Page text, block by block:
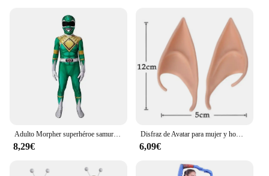
Adulto Morpher superhéroe samurái Sentai Shinkenger Rangers Cosplay fantasía disfraz de Halloween máscara para hombres niño
8,29€
Disfraz de Avatar para mujer y hombre, traje de pareja y niños, mono de chica familiar, Alien The Way of Water, Navidad y Halloween
6,09€